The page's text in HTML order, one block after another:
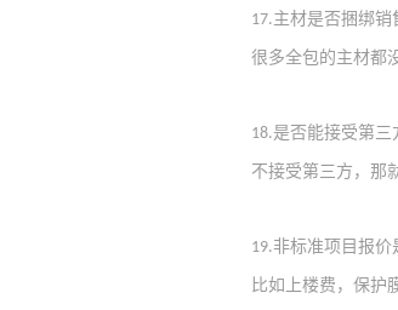
17.主材是否捆绑销
很多全包的主材都
18.是否能接受第三
不接受第三方，那
19.非标准项目报价
比如上楼费，保护